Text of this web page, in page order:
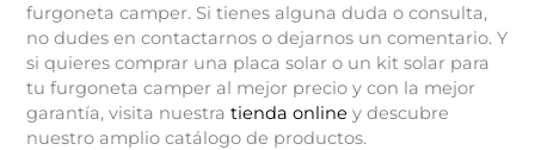
furgoneta camper. Si tienes alguna duda o consulta,
no dudes en contactarnos o dejarnos un comentario. Y
si quieres comprar una placa solar o un kit solar para
tu furgoneta camper al mejor precio y con la mejor
garantía, visita nuestratienda online y descubre
nuestro amplio catálogo de productos.